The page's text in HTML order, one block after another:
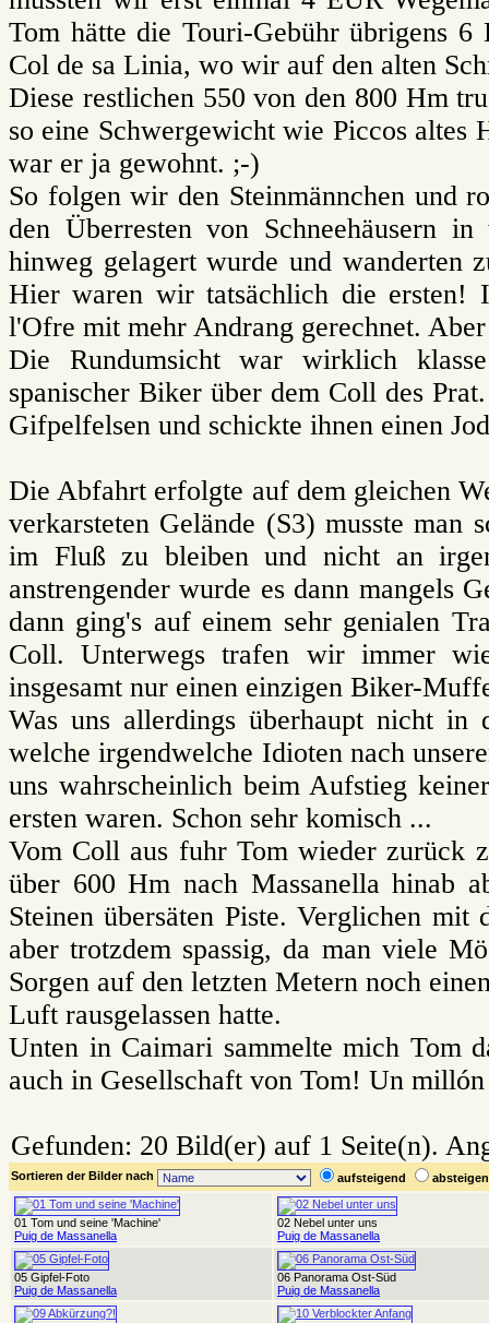
Tom hätte die Touri-Gebühr übrigens
Col de sa Linia, wo wir auf den alten
Diese restlichen 550 von den 800 Hm
so eine Schwergewicht wie Piccos altes
war er ja gewohnt. ;-)
So folgen wir den Steinmännchen und
den Überresten von Schneehäusern
hinweg gelagert wurde und
Hier waren wir tatsächlich die ersten!
l'Ofre mit mehr Andrang gerechnet.
Die Rundumsicht war wirklich
spanischer Biker über dem Coll des
Gifpelfelsen und schickte ihnen einen
Die Abfahrt erfolgte auf dem gleichen
verkarsteten Gelände (S3) musste man
im Fluß zu bleiben und nicht an
anstrengender wurde es dann mangels
dann ging's auf einem sehr genialen
Coll. Unterwegs trafen wir immer
insgesamt nur einen einzigen Biker-
Was uns allerdings überhaupt nicht
welche irgendwelche Idioten nach
uns wahrscheinlich beim Aufstieg
ersten waren. Schon sehr komisch ...
Vom Coll aus fuhr Tom wieder zurück
über 600 Hm nach Massanella hinab
Steinen übersäten Piste. Verglichen
aber trotzdem spassig, da man viele
Sorgen auf den letzten Metern noch
Luft rausgelassen hatte.
Unten in Caimari sammelte mich Tom
auch in Gesellschaft von Tom! Un
Gefunden: 20 Bild(er) auf 1 Seite(n).
Sortieren der Bilder nach aufsteigend
01 Tom und seine 'Machine'
Puig de Massanella
02 Nebel unter uns
Puig de Massanella
05 Gipfel-Foto
Puig de Massanella
06 Panorama Ost-Süd
Puig de Massanella